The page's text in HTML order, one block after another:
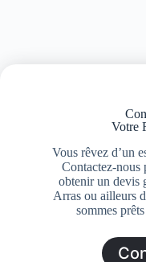
Votre
Vous rêvez d’un
Contactez-nous
obtenir un devis
Arras ou ailleurs
sommes